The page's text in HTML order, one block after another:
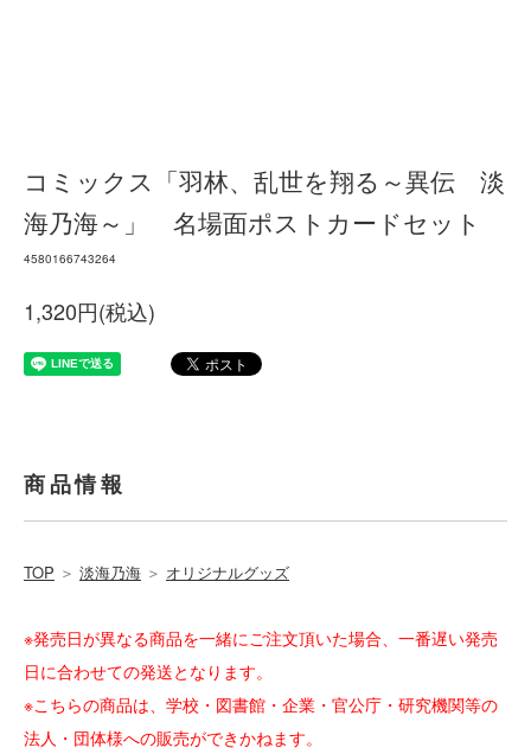
コミックス「羽林、乱世を翔る～異伝 淡
海乃海～」 名場面ポストカードセット
4580166743264
1,320円(税込)
商品情報
TOP ＞ 淡海乃海 ＞ オリジナルグッズ
※発売日が異なる商品を一緒にご注文頂いた場合、一番遅い発売
日に合わせての発送となります。
※こちらの商品は、学校・図書館・企業・官公庁・研究機関等の
法人・団体様への販売ができかねます。